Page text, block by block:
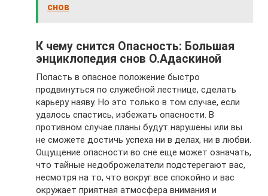
снов
К чему снится Опасность: Большая
энциклопедия снов О.Адаскиной
Попасть в опасное положение быстро
продвинуться по служебной лестнице, сделать
карьеру наяву. Но это только в том случае, если
удалось спастись, избежать опасности. В
противном случае планы будут нарушены или вы
не сможете достичь успеха ни в делах, ни в любви.
Ощущение опасности во сне еще может означать,
что тайные недоброжелатели подстерегают вас,
несмотря на то, что вокруг все спокойно и вас
окружает приятная атмосфера внимания и